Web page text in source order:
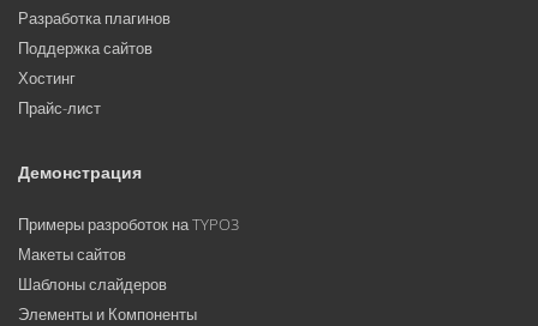
Разработка плагинов
Поддержка сайтов
Хостинг
Прайс-лист
Демонстрация
Примеры разроботок на TYPO3
Макеты сайтов
Шаблоны слайдеров
Элементы и Компоненты